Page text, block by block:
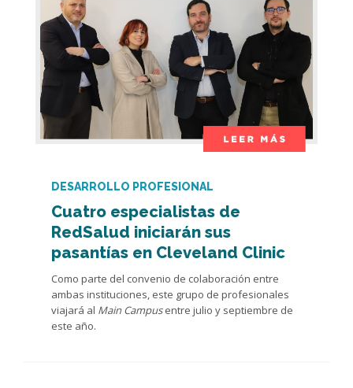
DESARROLLO PROFESIONAL
Cuatro especialistas de
RedSalud iniciarán sus
pasantías en Cleveland Clinic
Como parte del convenio de colaboración entre
ambas instituciones, este grupo de profesionales
viajará al Main Campusentre julio y septiembre de
este año.